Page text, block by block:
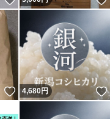
いいね！
4,680円